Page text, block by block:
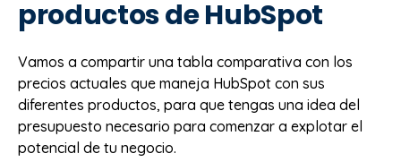
productos de HubSpot
Vamos a compartir una tabla comparativa con los
precios actuales que maneja HubSpot con sus
diferentes productos, para que tengas una idea del
presupuesto necesario para comenzar a explotar el
potencial de tu negocio.